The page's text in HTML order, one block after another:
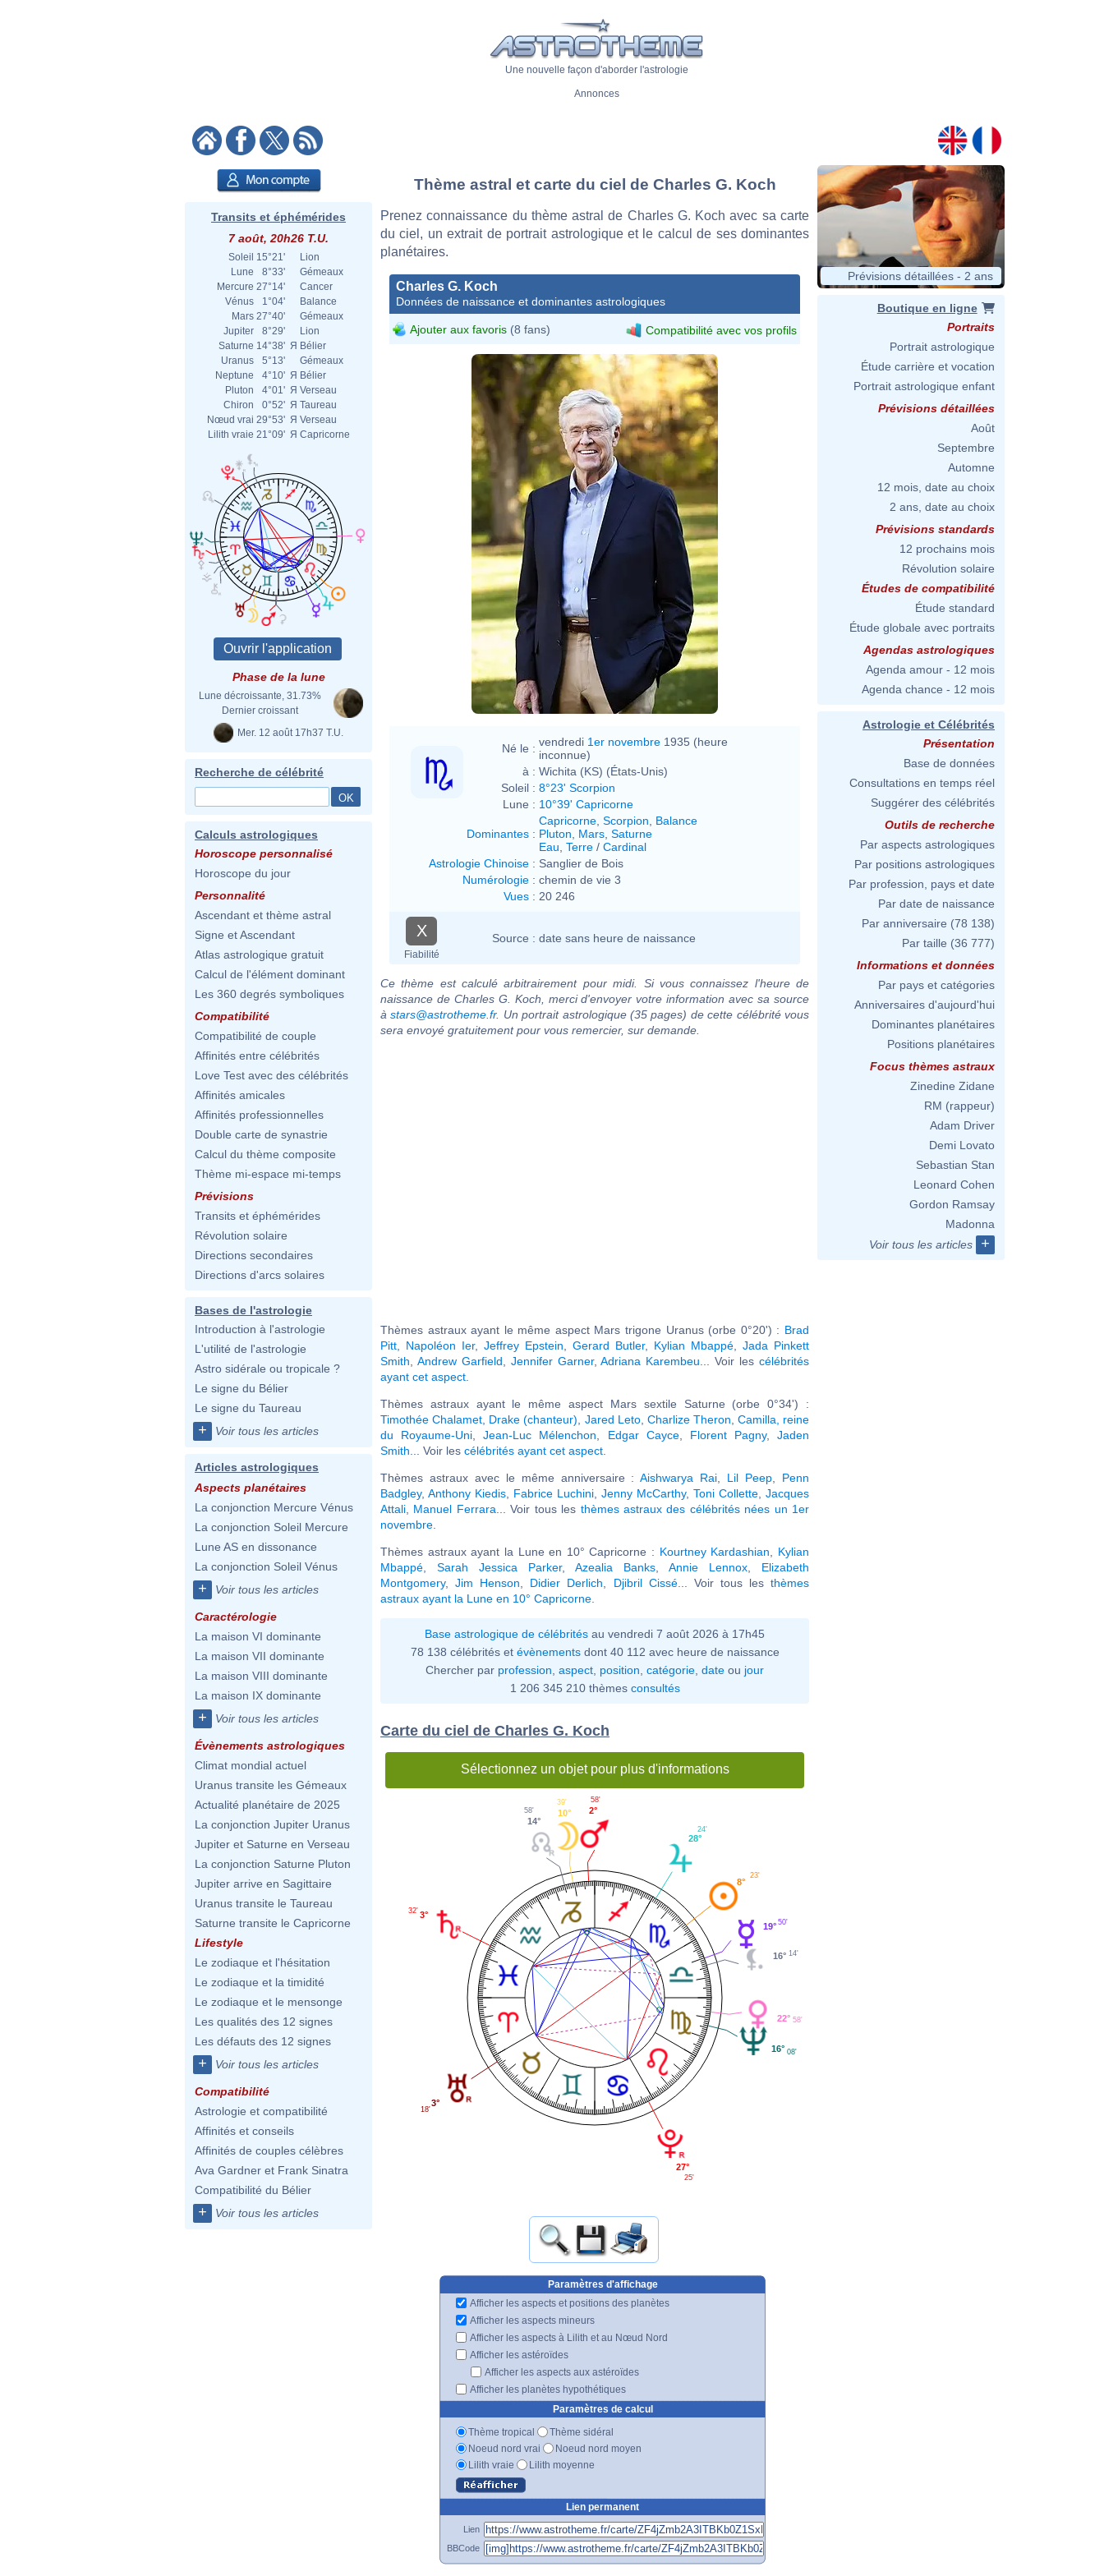
Une nouvelle façon d'aborder l'astrologie
Annonces
Transits et éphémérides
7 août, 20h26 T.U.
Soleil 15°21'
Lion
Lune
8°33'
Gémeaux
Mercure 27°14'
Cancer
Vénus
1°04'
Balance
Mars 27°40'
Gémeaux
Jupiter
8°29'
Lion
Saturne 14°38' Я Bélier
Uranus
5°13'
Gémeaux
Neptune
4°10' Я Bélier
Pluton
4°01' Я Verseau
Chiron
0°52' Я Taureau
Nœud vrai 29°53' Я Verseau
Lilith vraie 21°09' Я Capricorne
Phase de la lune
Lune décroissante, 31.73%
Dernier croissant
Mer. 12 août 17h37 T.U.
Recherche de célébrité
Calculs astrologiques
Horoscope personnalisé
Horoscope du jour
Personnalité
Ascendant et thème astral
Signe et Ascendant
Atlas astrologique gratuit
Calcul de l'élément dominant
Les 360 degrés symboliques
Compatibilité
Compatibilité de couple
Affinités entre célébrités
Love Test avec des célébrités
Affinités amicales
Affinités professionnelles
Double carte de synastrie
Calcul du thème composite
Thème mi-espace mi-temps
Prévisions
Transits et éphémérides
Révolution solaire
Directions secondaires
Directions d'arcs solaires
Bases de l'astrologie
Introduction à l'astrologie
L'utilité de l'astrologie
Astro sidérale ou tropicale ?
Le signe du Bélier
Le signe du Taureau
+ Voir tous les articles
Articles astrologiques
Aspects planétaires
La conjonction Mercure Vénus
La conjonction Soleil Mercure
Lune AS en dissonance
La conjonction Soleil Vénus
+ Voir tous les articles
Caractérologie
La maison VI dominante
La maison VII dominante
La maison VIII dominante
La maison IX dominante
+ Voir tous les articles
Évènements astrologiques
Climat mondial actuel
Uranus transite les Gémeaux
Actualité planétaire de 2025
La conjonction Jupiter Uranus
Jupiter et Saturne en Verseau
La conjonction Saturne Pluton
Jupiter arrive en Sagittaire
Uranus transite le Taureau
Saturne transite le Capricorne
Lifestyle
Le zodiaque et l'hésitation
Le zodiaque et la timidité
Le zodiaque et le mensonge
Les qualités des 12 signes
Les défauts des 12 signes
+ Voir tous les articles
Compatibilité
Astrologie et compatibilité
Affinités et conseils
Affinités de couples célèbres
Ava Gardner et Frank Sinatra
Compatibilité du Bélier
+ Voir tous les articles
Thème astral et carte du ciel de Charles G. Koch
Prenez connaissance du thème astral de Charles G. Koch avec sa carte
du ciel, un extrait de portrait astrologique et le calcul de ses dominantes
planétaires.
Charles G. Koch
Données de naissance et dominantes astrologiques
Ajouter aux favoris (8 fans) Compatibilité avec vos profils
Né le : vendredi 1er novembre 1935 (heure
inconnue)
à : Wichita (KS) (États-Unis)
Soleil : 8°23' Scorpion
Lune : 10°39' Capricorne
Dominantes :
Capricorne Scorpion
Balance
Pluton
Mars Saturne
Eau Terre / Cardinal
Astrologie Chinoise : Sanglier de Bois
Numérologie : chemin de vie 3
Vues : 20 246
X
Fiabilité
Source : date sans heure de naissance
Ce thème est calculé arbitrairement pour midi. Si vous connaissez l'heure de
naissance de Charles G. Koch, merci d'envoyer votre information avec sa source
àstars@astrotheme.fr. Un portrait astrologique (35 pages) de cette célébrité vous
sera envoyé gratuitement pour vous remercier, sur demande.
Thèmes astraux ayant le même aspect Mars trigone Uranus (orbe 0°20') : Brad
Pitt
Napoléon Ier, Jeffrey Epstein Gerard Butler, Kylian Mbappé
Jada Pinkett
Smith
Andrew Garfield Jennifer Garner,Adriana Karembeu ... Voir lescélébrités
ayant cet aspect
Thèmes astraux ayant le même aspect Mars sextile Saturne (orbe 0°34') :
Timothée Chalamet Drake (chanteur) Jared Leto, Charlize Theron Camilla, reine
du Royaume-Uni ,Jean-Luc Mélenchon Edgar Cayce, Florent Pagny, Jaden
Smith ... Voir les célébrités ayant cet aspect
Thèmes astraux avec le même anniversaire :Aishwarya Rai Lil Peep
Penn
Badgley, Anthony Kiedis Fabrice Luchini Jenny McCarthy, Toni Collette Jacques
Attali
Manuel Ferrara ... Voir tous les thèmes astraux des célébrités nées un 1er
novembre
Thèmes astraux ayant la Lune en 10° Capricorne : Kourtney Kardashian
Kylian
Mbappé
Sarah Jessica Parker, Azealia Banks Annie Lennox
Elizabeth
Montgomery,Jim Henson Didier Derlich Djibril Cissé... Voir tous lesthèmes
astraux ayant la Lune en 10° Capricorne
Base astrologique de célébrités au vendredi 7 août 2026 à 17h45
78 138 célébrités et évènementsdont 40 112 avec heure de naissance
Chercher par profession aspect position catégorie date ou jour
1 206 345 210 thèmes consultés
Carte du ciel de Charles G. Koch
Sélectionnez un objet pour plus d'informations
16° 14'
19° 50'
8°
23'
28°
24'
2°
58'
10°
39'
14°
58'
3°
32'
3°
18'
27°
25'
16° 08'
22° 58'
Paramètres d'affichage
Afficher les aspects et positions des planètes
Afficher les aspects mineurs
Afficher les aspects à Lilith et au Nœud Nord
Afficher les astéroïdes
Afficher les aspects aux astéroïdes
Afficher les planètes hypothétiques
Paramètres de calcul
Thème tropical
Thème sidéral
Noeud nord vrai
Noeud nord moyen
Lilith vraie
Lilith moyenne
Lien permanent
Lien
BBCode
Prévisions détaillées - 2 ans
Boutique en ligne
Portraits
Portrait astrologique
Étude carrière et vocation
Portrait astrologique enfant
Prévisions détaillées
Août
Septembre
Automne
12 mois, date au choix
2 ans, date au choix
Prévisions standards
12 prochains mois
Révolution solaire
Études de compatibilité
Étude standard
Étude globale avec portraits
Agendas astrologiques
Agenda amour - 12 mois
Agenda chance - 12 mois
Astrologie et Célébrités
Présentation
Base de données
Consultations en temps réel
Suggérer des célébrités
Outils de recherche
Par aspects astrologiques
Par positions astrologiques
Par profession, pays et date
Par date de naissance
Par anniversaire (78 138)
Par taille (36 777)
Informations et données
Par pays et catégories
Anniversaires d'aujourd'hui
Dominantes planétaires
Positions planétaires
Focus thèmes astraux
Zinedine Zidane
RM (rappeur)
Adam Driver
Demi Lovato
Sebastian Stan
Leonard Cohen
Gordon Ramsay
Madonna
Voir tous les articles
+